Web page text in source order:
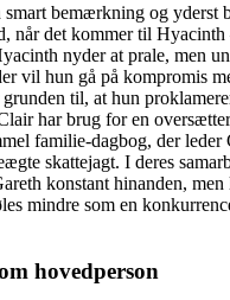
bemærkning og yderst
når det kommer til
nyder at prale, men
vil hun gå på kompromis
grunden til, at hun
har brug for en
familie-dagbog, der leder
skattejagt. I deres
konstant hinanden, men
mindre som en
hovedperson